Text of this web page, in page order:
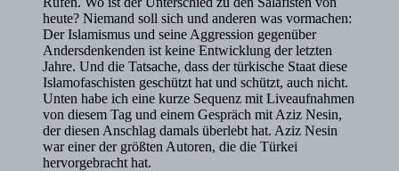
heute? Niemand soll sich und anderen was vormachen:
Der Islamismus und seine Aggression gegenüber
Andersdenkenden ist keine Entwicklung der letzten
Jahre. Und die Tatsache, dass der türkische Staat diese
Islamofaschisten geschützt hat und schützt, auch nicht.
Unten habe ich eine kurze Sequenz mit Liveaufnahmen
von diesem Tag und einem Gespräch mit Aziz Nesin,
der diesen Anschlag damals überlebt hat. Aziz Nesin
war einer der größten Autoren, die die Türkei
hervorgebracht hat.